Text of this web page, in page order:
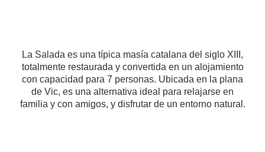
La Salada es una típica masía catalana del siglo XIII,
totalmente restaurada y convertida en un alojamiento
con capacidad para 7 personas. Ubicada en la plana
de Vic, es una alternativa ideal para relajarse en
familia y con amigos, y disfrutar de un entorno natural.